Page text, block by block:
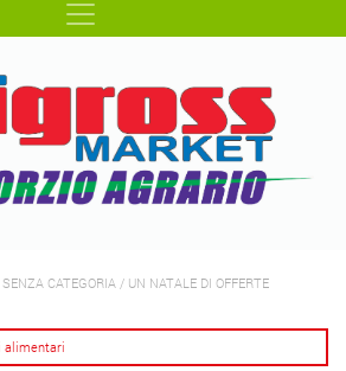
SENZA CATEGORIA / UN NATALE DI OFFERTE
alimentari